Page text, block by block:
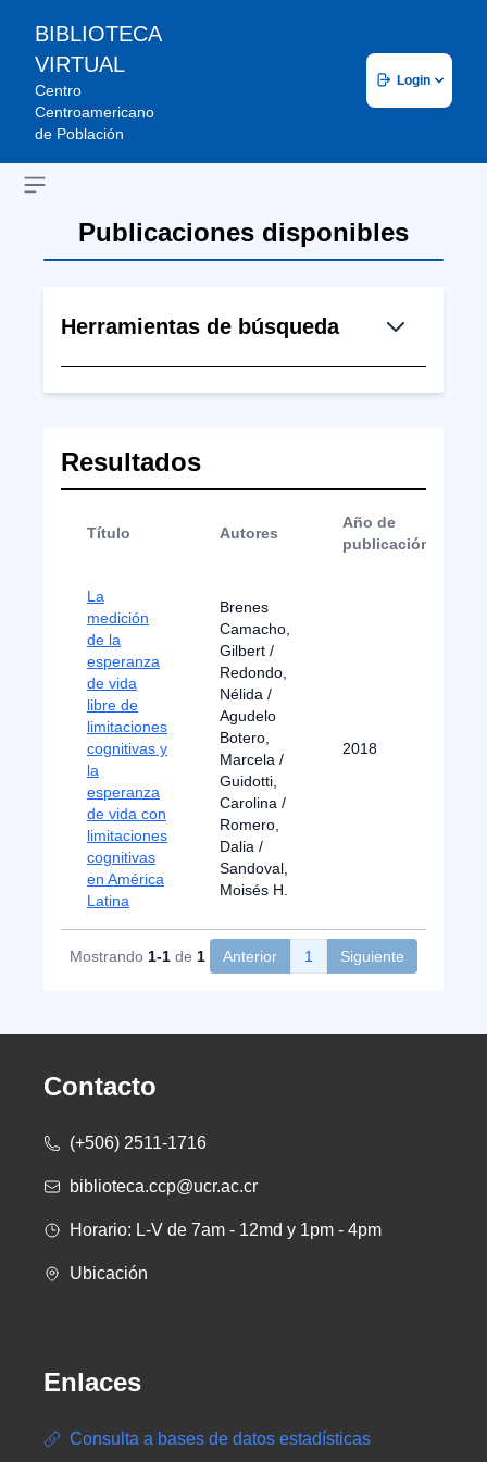
BIBLIOTECA
VIRTUAL
Centro
Centroamericano
de Población
Login
Open sidebar
Publicaciones disponibles
Herramientas de búsqueda
Resultados
Título Autores
Año de
publicación
La
medición
de la
esperanza
de vida
libre de
limitaciones
cognitivas y
la
esperanza
de vida con
limitaciones
cognitivas
en América
Latina
Brenes
Camacho,
Gilbert /
Redondo,
Nélida /
Agudelo
Botero,
Marcela /
Guidotti,
Carolina /
Romero,
Dalia /
Sandoval,
Moisés H.
2018
Mostrando 1-1 de 1 Anterior 1 Siguiente
Contacto
(+506) 2511-1716
biblioteca.ccp@ucr.ac.cr
Horario: L-V de 7am - 12md y 1pm - 4pm
Ubicación
Enlaces
Consulta a bases de datos estadísticas